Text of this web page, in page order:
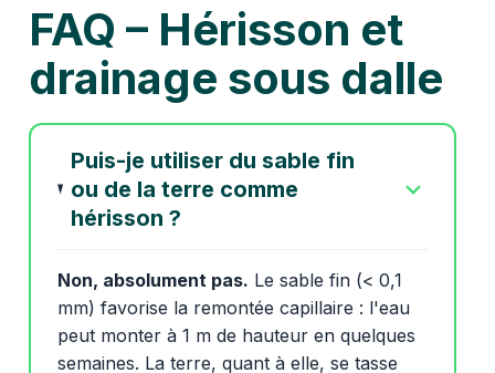
FAQ – Hérisson et
drainage sous dalle
Puis-je utiliser du sable fin
ou de la terre comme
hérisson ?
Non, absolument pas. Le sable fin (< 0,1
mm) favorise la remontée capillaire : l'eau
peut monter à 1 m de hauteur en quelques
semaines. La terre, quant à elle, se tasse